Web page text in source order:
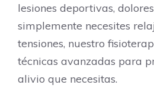
lesiones deportivas,
simplemente necesites
tensiones, nuestro
técnicas avanzadas para
alivio que necesitas.